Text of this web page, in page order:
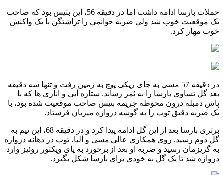
حملات بارسا ادامه داشت اما در دقیقه 56، این بتیس بود که صاحب
یک موقعیت خوب شد ولی ضربه خوانمی را تراشتگن با یک واکنش
خوب مهار کرد.
در دقیقه 57 مسی به جای ریکی پوچ به زمین رفت و تنها سه دقیقه
بعد گل تساوی بارسا را به ثمر رساند. ستاره آبی و اناری ها که با
پاس دمبله درون محوطه جریمه بتیس صاحب موقعیت شده بود، با
یک ضربه دقیق توپ را به گوشه دروازه میزبان فرستاد.
برتری بارسا بعد از این گل ادامه پیدا کرد و در دقیقه 68، این تیم به
گل دوم رسید. روی همکاری عالی مسی و آلبا، توپ در دهانه دروازه
به گریزمان رسید و ضربه او بعد از برخورد به پای ویکتور روئیز وارد
دروازه شد تا یک گل به خودی برای بارسا شکل بگیرد.